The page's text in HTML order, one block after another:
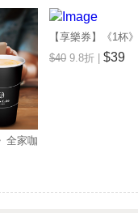
全家咖
(大杯)
【享樂券】《1杯
品茶Let's Tea-冰
(大杯)
$40 9.8折 | $39